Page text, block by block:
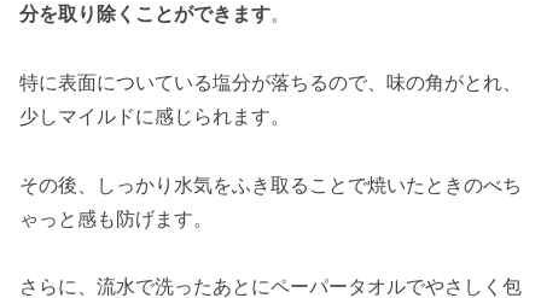
分を取り除くことができます。
特に表面についている塩分が落ちるので、味の角がとれ、
少しマイルドに感じられます。
その後、しっかり水気をふき取ることで焼いたときのべち
ゃっと感も防げます。
さらに、流水で洗ったあとにペーパータオルでやさしく包